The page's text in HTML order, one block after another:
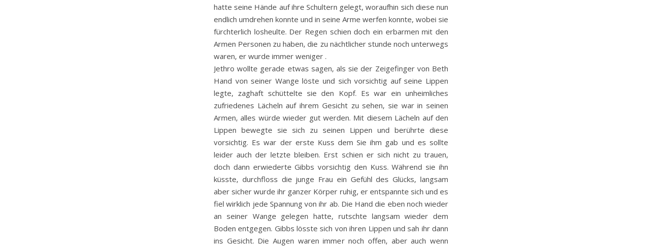
hatte seine Hände auf ihre Schultern gelegt, woraufhin sich diese nun
endlich umdrehen konnte und in seine Arme werfen konnte, wobei sie
fürchterlich losheulte. Der Regen schien doch ein erbarmen mit den
Armen Personen zu haben, die zu nächtlicher stunde noch unterwegs
waren, er wurde immer weniger .
Jethro wollte gerade etwas sagen, als sie der Zeigefinger von Beth
Hand von seiner Wange löste und sich vorsichtig auf seine Lippen
legte, zaghaft schüttelte sie den Kopf. Es war ein unheimliches
zufriedenes Lächeln auf ihrem Gesicht zu sehen, sie war in seinen
Armen, alles würde wieder gut werden. Mit diesem Lächeln auf den
Lippen bewegte sie sich zu seinen Lippen und berührte diese
vorsichtig. Es war der erste Kuss dem Sie ihm gab und es sollte
leider auch der letzte bleiben. Erst schien er sich nicht zu trauen,
doch dann erwiederte Gibbs vorsichtig den Kuss. Während sie ihn
küsste, durchfloss die junge Frau ein Gefühl des Glücks, langsam
aber sicher wurde ihr ganzer Körper ruhig, er entspannte sich und es
fiel wirklich jede Spannung von ihr ab. Die Hand die eben noch wieder
an seiner Wange gelegen hatte, rutschte langsam wieder dem
Boden entgegen. Gibbs lösste sich von ihren Lippen und sah ihr dann
ins Gesicht. Die Augen waren immer noch offen, aber auch wenn